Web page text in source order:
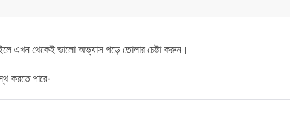
এখন থেকেই ভালো অভ্যাস গড়ে তোলার চেষ্টা করুন।
করতে পারে-